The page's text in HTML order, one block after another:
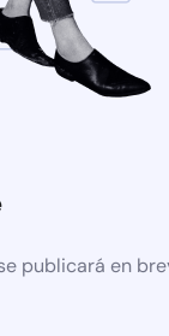
publicará en